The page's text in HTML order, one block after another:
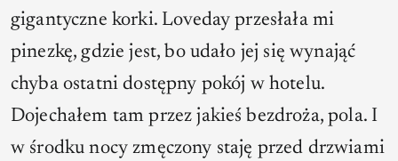
gigantyczne korki. Loveday przesłała mi
pinezkę, gdzie jest, bo udało jej się wynająć
chyba ostatni dostępny pokój w hotelu.
Dojechałem tam przez jakieś bezdroża, pola. I
w środku nocy zmęczony staję przed drzwiami